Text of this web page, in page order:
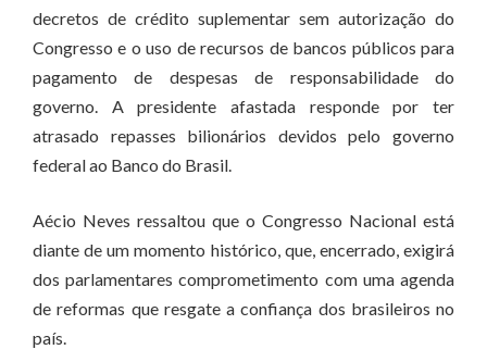
decretos de crédito suplementar sem autorização do
Congresso e o uso de recursos de bancos públicos para
pagamento de despesas de responsabilidade do
governo. A presidente afastada responde por ter
atrasado repasses bilionários devidos pelo governo
federal ao Banco do Brasil.
Aécio Neves ressaltou que o Congresso Nacional está
diante de um momento histórico, que, encerrado, exigirá
dos parlamentares comprometimento com uma agenda
de reformas que resgate a confiança dos brasileiros no
país.